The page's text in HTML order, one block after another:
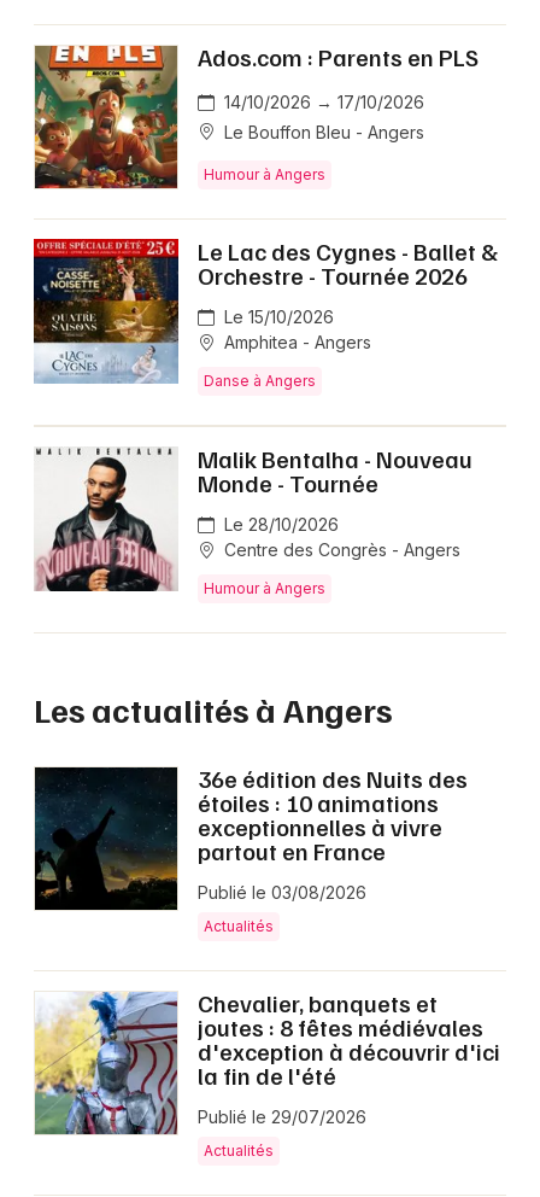
Ados.com : Parents en PLS
14/10/2026 → 17/10/2026
Le Bouffon Bleu - Angers
Humour à Angers
Le Lac des Cygnes - Ballet &
Orchestre - Tournée 2026
Le 15/10/2026
Amphitea - Angers
Danse à Angers
Malik Bentalha - Nouveau
Monde - Tournée
Le 28/10/2026
Centre des Congrès - Angers
Humour à Angers
Les actualités à Angers
36e édition des Nuits des
étoiles : 10 animations
exceptionnelles à vivre
partout en France
Publié le 03/08/2026
Actualités
Chevalier, banquets et
joutes : 8 fêtes médiévales
d'exception à découvrir d'ici
la fin de l'été
Publié le 29/07/2026
Actualités